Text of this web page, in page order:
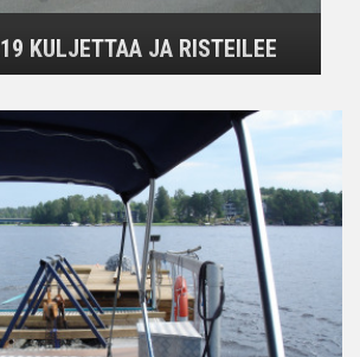
KULJETTAA JA RISTEILEE